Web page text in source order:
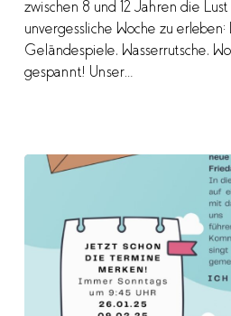
zwischen 8 und 12 Jahren die
unvergessliche Woche zu
Geländespiele, Wasserrutsche,
gespannt! Unser…